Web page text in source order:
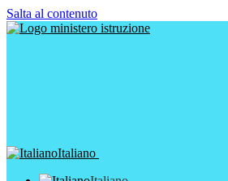
Salta al contenuto
Italiano